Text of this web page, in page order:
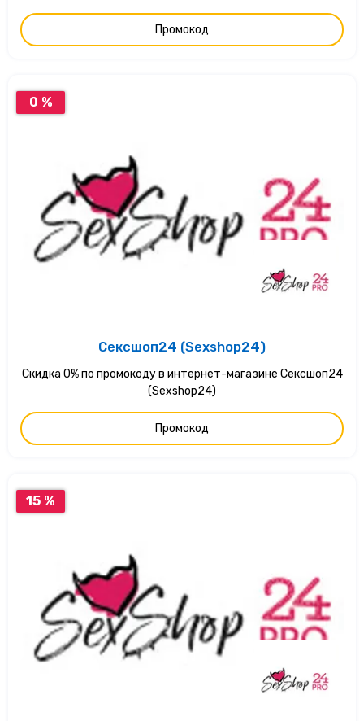
Промокод
0 %
Сексшоп24 (Sexshop24)
Скидка 0% по промокоду в интернет-магазине Сексшоп24
(Sexshop24)
Промокод
15 %